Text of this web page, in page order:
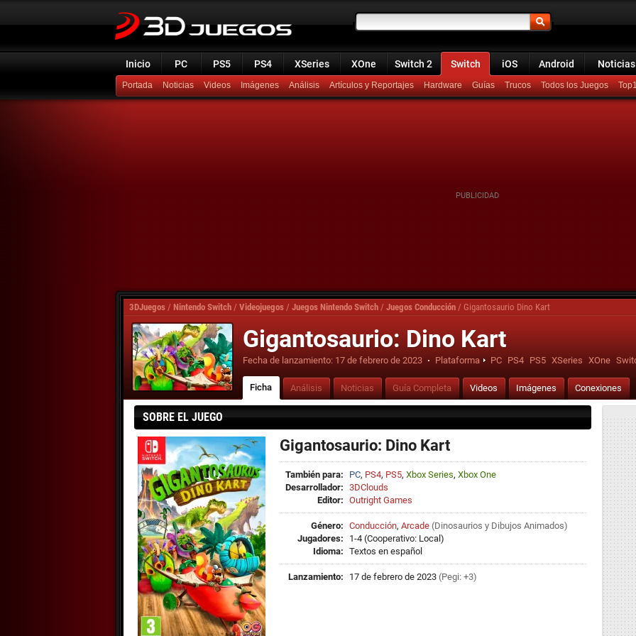
Inicio PC PS5 PS4 XSeries XOne Switch 2 Switch iOS Android Noticias
Portada Noticias Videos Imágenes Análisis Artículos y Reportajes Hardware Guías Trucos Todos los Juegos
3DJuegos / Nintendo Switch / Videojuegos / Juegos Nintendo Switch / Juegos Conducción / Gigantosaurio Dino Kart
Gigantosaurio: Dino Kart
Fecha de lanzamiento: 17 de febrero de 2023 · Plataforma PC PS4 PS5 XSeries XOne
Ficha Análisis Noticias Guía Completa Videos Imágenes Conexiones
SOBRE EL JUEGO
Gigantosaurio: Dino Kart
También para: PC, PS4, PS5, Xbox Series, Xbox One
Desarrollador: 3DClouds
Editor: Outright Games
Género: Conducción, Arcade (Dinosaurios y Dibujos Animados)
Jugadores:
1-4 (Cooperativo: Local)
Idioma: Textos en español
Lanzamiento: 17 de febrero de 2023 (Pegi: +3)